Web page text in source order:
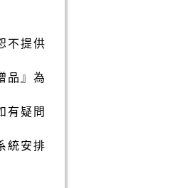
不提供
品』為
有疑問
統安排